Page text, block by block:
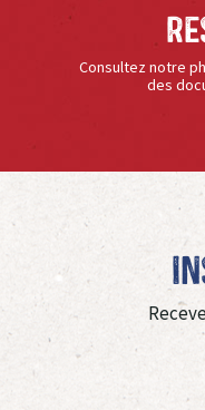
Consultez notre
des